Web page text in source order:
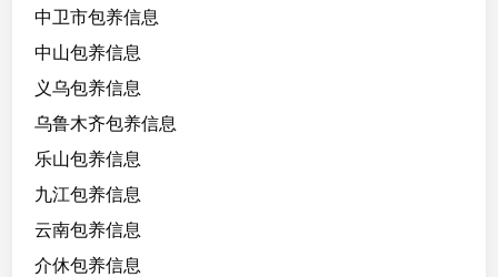
6
/
9
2
，
腰
臀
比
好
中卫市包养信息
中山包养信息
义乌包养信息
乌鲁木齐包养信息
乐山包养信息
九江包养信息
云南包养信息
介休包养信息